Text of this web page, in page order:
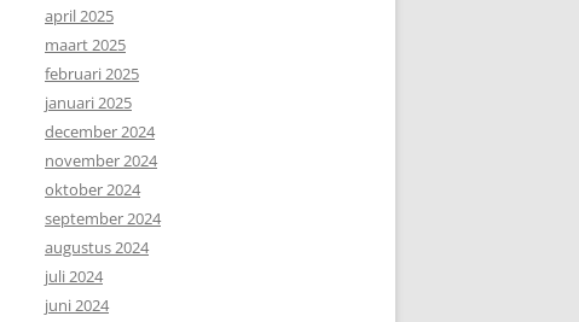
april 2025
maart 2025
februari 2025
januari 2025
december 2024
november 2024
oktober 2024
september 2024
augustus 2024
juli 2024
juni 2024